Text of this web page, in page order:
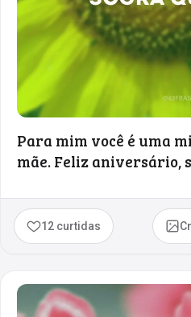
Para mim você é uma
mãe. Feliz aniversário,
12 curtidas